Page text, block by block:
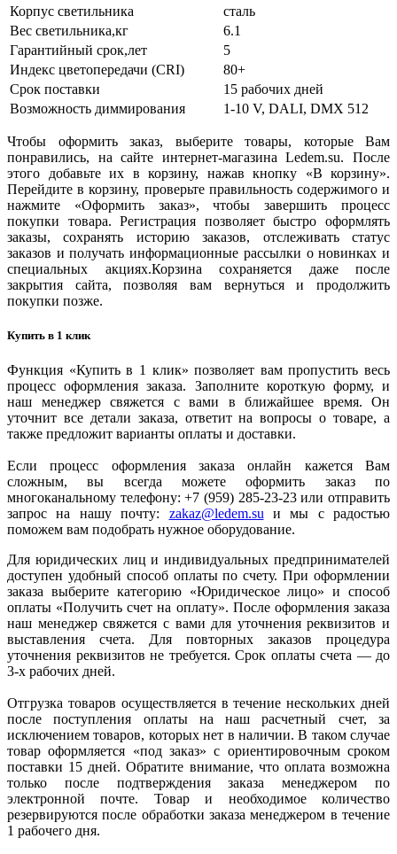
Корпус светильника
сталь
Вес светильника,кг
6.1
Гарантийный срок,лет
5
Индекс цветопередачи (CRI)
80+
Срок поставки
15 рабочих дней
Возможность диммирования
1-10 V, DALI, DMX 512
Чтобы оформить заказ, выберите товары, которые Вам
понравились, на сайте интернет-магазина Ledem.su. После
этого добавьте их в корзину, нажав кнопку «В корзину».
Перейдите в корзину, проверьте правильность содержимого и
нажмите «Оформить заказ», чтобы завершить процесс
покупки товара. Регистрация позволяет быстро оформлять
заказы, сохранять историю заказов, отслеживать статус
заказов и получать информационные рассылки о новинках и
специальных акциях.Корзина сохраняется даже после
закрытия сайта, позволяя вам вернуться и продолжить
покупки позже.
Купить в 1 клик
Функция «Купить в 1 клик» позволяет вам пропустить весь
процесс оформления заказа. Заполните короткую форму, и
наш менеджер свяжется с вами в ближайшее время. Он
уточнит все детали заказа, ответит на вопросы о товаре, а
также предложит варианты оплаты и доставки.
Если процесс оформления заказа онлайн кажется Вам
сложным, вы всегда можете оформить заказ по
многоканальному телефону: +7 (959) 285-23-23 или отправить
запрос на нашу почту: zakaz@ledem.su и мы с радостью
поможем вам подобрать нужное оборудование.
Для юридических лиц и индивидуальных предпринимателей
доступен удобный способ оплаты по счету. При оформлении
заказа выберите категорию «Юридическое лицо» и способ
оплаты «Получить счет на оплату». После оформления заказа
наш менеджер свяжется с вами для уточнения реквизитов и
выставления счета. Для повторных заказов процедура
уточнения реквизитов не требуется. Срок оплаты счета — до
3-х рабочих дней.
Отгрузка товаров осуществляется в течение нескольких дней
после поступления оплаты на наш расчетный счет, за
исключением товаров, которых нет в наличии. В таком случае
товар оформляется «под заказ» с ориентировочным сроком
поставки 15 дней. Обратите внимание, что оплата возможна
только после подтверждения заказа менеджером по
электронной почте. Товар и необходимое количество
резервируются после обработки заказа менеджером в течение
1 рабочего дня.